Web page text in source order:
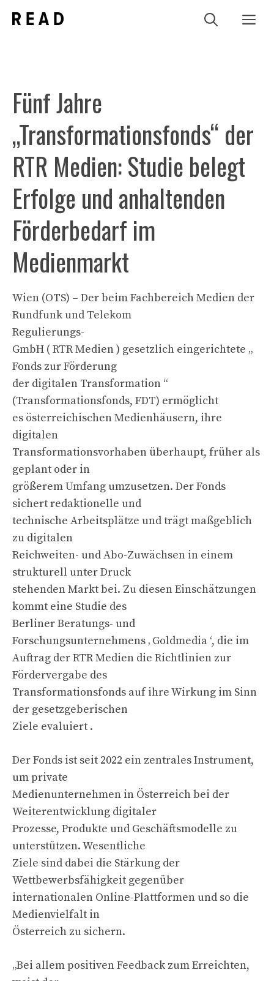
Inhalt
Fünf Jahre
„Transformationsfonds“ der
RTR Medien: Studie belegt
Erfolge und anhaltenden
Förderbedarf im
Medienmarkt
Wien (OTS) – Der beim Fachbereich Medien der
Rundfunk und Telekom
Regulierungs-
GmbH ( RTR Medien ) gesetzlich eingerichtete „
Fonds zur Förderung
der digitalen Transformation “
(Transformationsfonds, FDT) ermöglicht
es österreichischen Medienhäusern, ihre
digitalen
Transformationsvorhaben überhaupt, früher als
geplant oder in
größerem Umfang umzusetzen. Der Fonds
sichert redaktionelle und
technische Arbeitsplätze und trägt maßgeblich
zu digitalen
Reichweiten- und Abo-Zuwächsen in einem
strukturell unter Druck
stehenden Markt bei. Zu diesen Einschätzungen
kommt eine Studie des
Berliner Beratungs- und
Forschungsunternehmens ‚ Goldmedia ‘, die im
Auftrag der RTR Medien die Richtlinien zur
Fördervergabe des
Transformationsfonds auf ihre Wirkung im Sinn
der gesetzgeberischen
Ziele evaluiert .
Der Fonds ist seit 2022 ein zentrales Instrument,
um private
Medienunternehmen in Österreich bei der
Weiterentwicklung digitaler
Prozesse, Produkte und Geschäftsmodelle zu
unterstützen. Wesentliche
Ziele sind dabei die Stärkung der
Wettbewerbsfähigkeit gegenüber
internationalen Online-Plattformen und so die
Medienvielfalt in
Österreich zu sichern.
„Bei allem positiven Feedback zum Erreichten,